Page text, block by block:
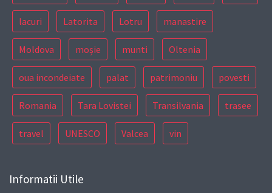
lacuri Latorita Lotru manastire
Moldova moșie munti Oltenia
oua incondeiate palat patrimoniu povesti
Romania Tara Lovistei Transilvania trasee
travel UNESCO Valcea vin
Informatii Utile